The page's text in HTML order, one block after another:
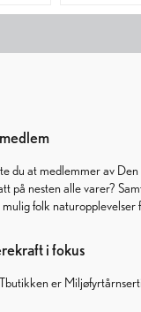
du at medlemmer av
på nesten alle varer?
mulig folk naturopplevelser
i fokus
er